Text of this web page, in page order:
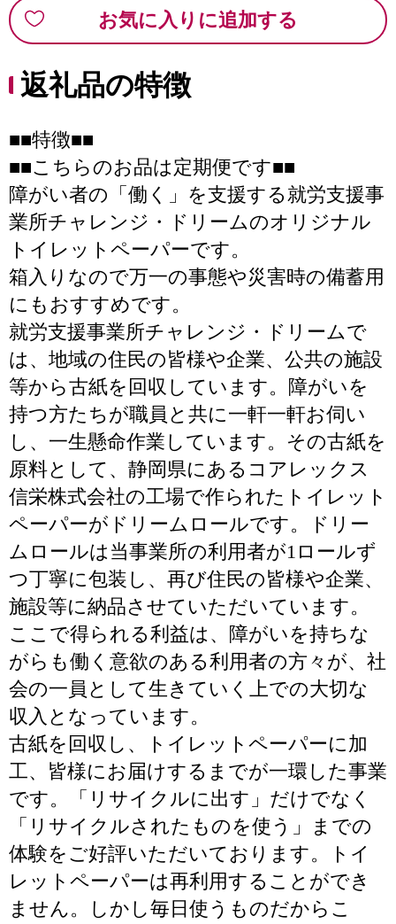
お気に入りに追加する
返礼品の特徴
■■特徴■■
■■こちらのお品は定期便です■■
障がい者の「働く」を支援する就労支援事
業所チャレンジ・ドリームのオリジナル
トイレットペーパーです。
箱入りなので万一の事態や災害時の備蓄用
にもおすすめです。
就労支援事業所チャレンジ・ドリームで
は、地域の住民の皆様や企業、公共の施設
等から古紙を回収しています。障がいを
持つ方たちが職員と共に一軒一軒お伺い
し、一生懸命作業しています。その古紙を
原料として、静岡県にあるコアレックス
信栄株式会社の工場で作られたトイレット
ペーパーがドリームロールです。ドリー
ムロールは当事業所の利用者が1ロールず
つ丁寧に包装し、再び住民の皆様や企業、
施設等に納品させていただいています。
ここで得られる利益は、障がいを持ちな
がらも働く意欲のある利用者の方々が、社
会の一員として生きていく上での大切な
収入となっています。
古紙を回収し、トイレットペーパーに加
工、皆様にお届けするまでが一環した事業
です。「リサイクルに出す」だけでなく
「リサイクルされたものを使う」までの
体験をご好評いただいております。トイ
レットペーパーは再利用することができ
ません。しかし毎日使うものだからこ